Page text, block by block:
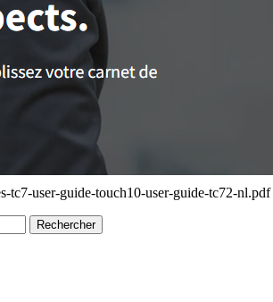
tc7-user-guide-touch10-user-guide-tc72-nl.pdf